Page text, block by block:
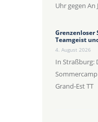
Uhr gegen An
Grenzenloser
Teamgeist
4. August 2026
In Straßburg:
Grand-Est TT